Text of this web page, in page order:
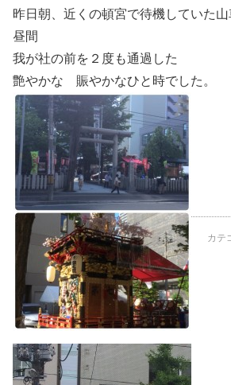
昨日朝、近くの頓宮で待機していた山
昼間
我が社の前を２度も通過した
艶やかな 賑やかなひと時でした。
カテ